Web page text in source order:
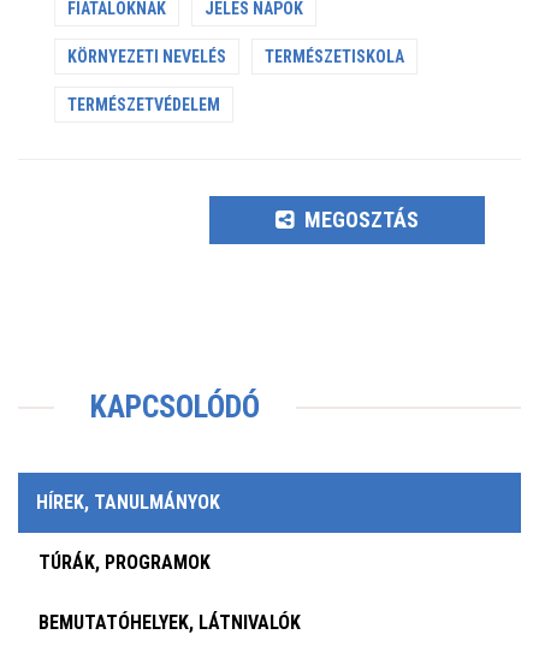
FIATALOKNAK JELES NAPOK
KÖRNYEZETI NEVELÉS TERMÉSZETISKOLA
TERMÉSZETVÉDELEM
MEGOSZTÁS
KAPCSOLÓDÓ
HÍREK, TANULMÁNYOK
TÚRÁK, PROGRAMOK
BEMUTATÓHELYEK, LÁTNIVALÓK